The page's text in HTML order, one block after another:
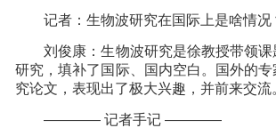
记者：生物波研究在国际上是啥情况
刘俊康：生物波研究是徐教授带领课
研究，填补了国际、国内空白。国外的
究论文，表现出了极大兴趣，并前来交流
———— 记者手记 ————